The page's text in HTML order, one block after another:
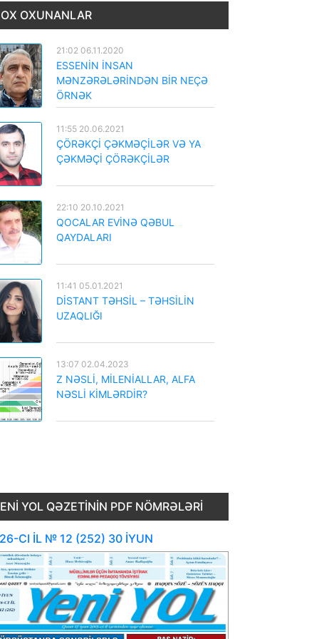
OXUNANLAR
21:02 06.11.2020
ESSENİN İNSAN
MƏNZƏRƏLƏRİNDƏN BİR NEÇƏ
ÖRNƏK
11:55 20.06.2021
ÇÖRƏKÇİ ÇƏKMƏÇİLƏR VƏ YA
ÇƏKMƏÇİ ÇÖRƏKÇİLƏR
22:10 20.10.2021
QOCALAR EVİNƏ QƏBUL
QAYDALARI
11:41 05.01.2021
DİSTANT TƏHSİL – TƏHSİLİN
UZAQLIĞI
13:07 02.04.2023
Z NƏSLİ, MİLENİALLAR, ALFA
NƏSLİ KİMLƏRDİR?
YOL QƏZETININ PDF NÖMRƏLƏRI
CI İL № 12 (252) 30 İYUN